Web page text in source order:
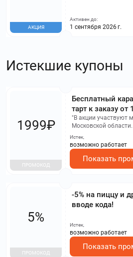
предоставляется
пицца "Четыре
(диаметр 23 см).
АКЦИЯ
Активен до:
1 сентября 2026 г.
Истекшие купоны
Бесплатный
тарт к заказу от
"В акции участвуют
Московской
суммируется с
использование
для оплаты заказа с
промокода
1999₽
ПРОМОКОД
Истек,
возможно работает
Показать
-5% на пиццу и
вводе кода!
5%
ПРОМОКОД
Истек,
возможно работает
Показать